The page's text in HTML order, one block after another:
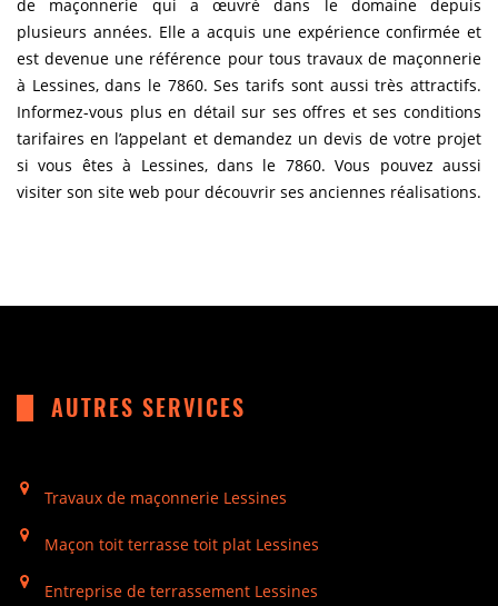
de maçonnerie qui a œuvré dans le domaine depuis
plusieurs années. Elle a acquis une expérience confirmée et
est devenue une référence pour tous travaux de maçonnerie
à Lessines, dans le 7860. Ses tarifs sont aussi très attractifs.
Informez-vous plus en détail sur ses offres et ses conditions
tarifaires en l’appelant et demandez un devis de votre projet
si vous êtes à Lessines, dans le 7860. Vous pouvez aussi
visiter son site web pour découvrir ses anciennes réalisations.
AUTRES SERVICES
Travaux de maçonnerie Lessines
Maçon toit terrasse toit plat Lessines
Entreprise de terrassement Lessines